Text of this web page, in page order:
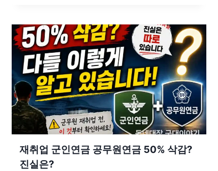
재취업 군인연금 공무원연금 50% 삭감?
진실은?